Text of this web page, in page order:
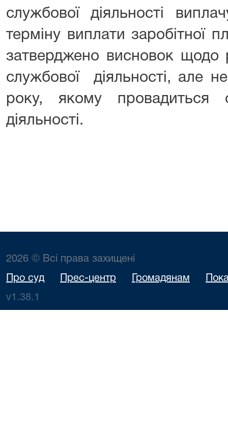
службової діяльності
терміну виплати заробітної
затверджено висновок щодо
службової діяльності, але
року, якому провадиться
діяльності.
2026 © Всі права захищені
Про суд Прес-центр Громадянам
v1.38.1